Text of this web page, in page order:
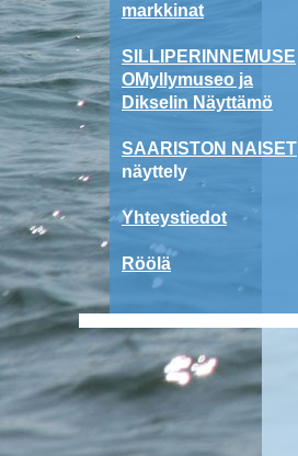
markkinat
SILLIPERINNEMUSE
OMyllymuseo ja
Dikselin Näyttämö
SAARISTON NAISET
näyttely
Yhteystiedot
Röölä